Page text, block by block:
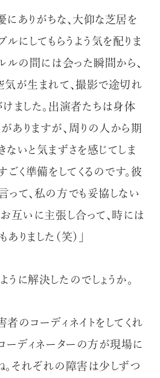
にありがちな、大仰な芝居を
ルにしてもらうよう気を配りま
ルの間には会った瞬間から、
気が生まれて、撮影で途切れ
けました。出演者たちは身体
ありますが、周りの人から期
ないと気まずさを感じてしま
ごく準備をしてくるのです。彼
って、私の方でも妥協しない
互いに主張し合って、時には
りました（笑）」
に解決したのでしょうか。
のコーディネイトをしてくれ
ーディネーターの方が現場に
。それぞれの障害は少しずつ